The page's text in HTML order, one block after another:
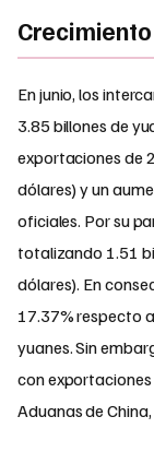
En junio, los
3.85 billones de
exportaciones de
dólares) y un
oficiales. Por su
totalizando 1.51
dólares). En
17.37% respecto
yuanes. Sin
con
Aduanas de